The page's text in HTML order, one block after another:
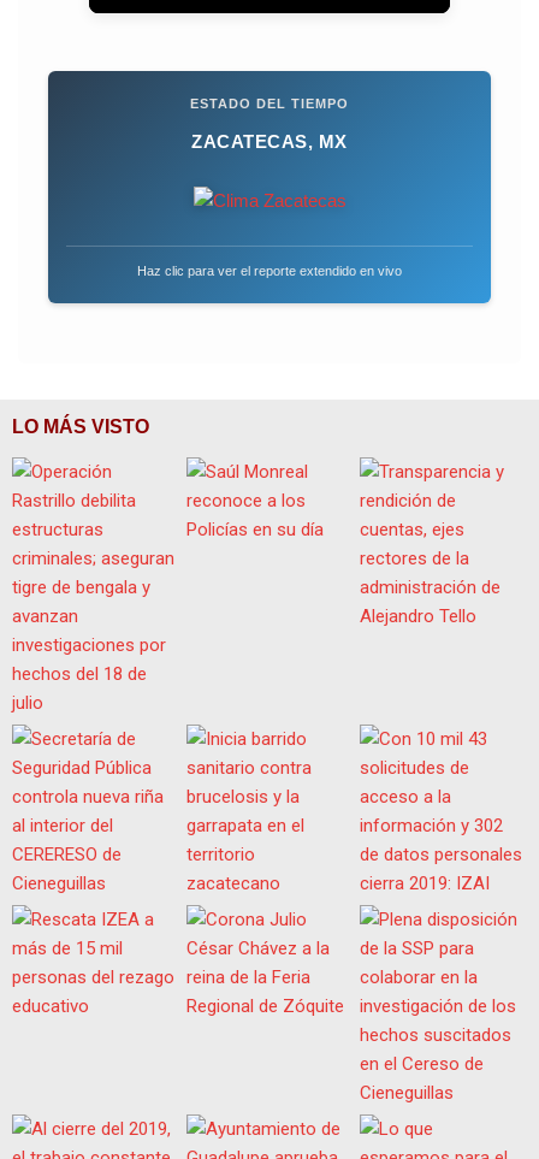
ESTADO DEL TIEMPO
ZACATECAS, MX
Haz clic para ver el reporte extendido en vivo
LO MÁS VISTO